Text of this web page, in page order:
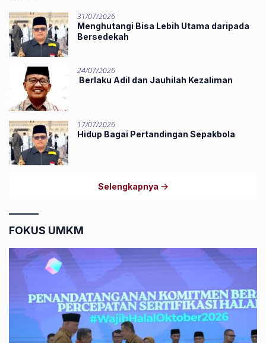
31/07/2026
Menghutangi Bisa Lebih Utama daripada
Bersedekah
24/07/2026
Berlaku Adil dan Jauhilah Kezaliman
17/07/2026
Hidup Bagai Pertandingan Sepakbola
Selengkapnya
FOKUS UMKM